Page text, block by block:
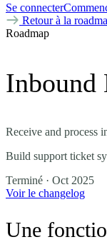
Se connecter
Retour à la
Roadmap
Inbound
Receive and process
Build support ticket
Terminé · Oct 2025
Voir le changelog
Une